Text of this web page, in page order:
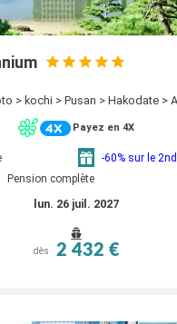
> kochi > Pusan > Hakodate >
Payez en 4X
-60% sur le
Pension complète
lun. 26 juil. 2027
dès 2 432 €